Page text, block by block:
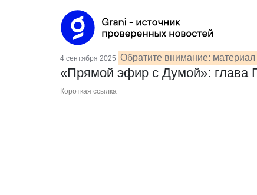
4 сентября 2025 Обратите внимание:
«Прямой эфир с Думой»: глава
Короткая ссылка